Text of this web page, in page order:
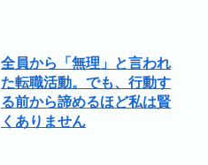
全員から「無理」と言われ
た転職活動。でも、行動す
る前から諦めるほど私は賢
くありません